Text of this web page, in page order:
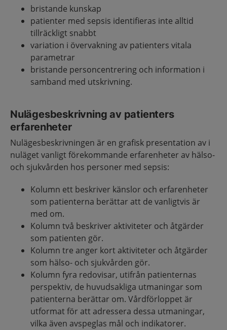
bristande kunskap
patienter med sepsis identifieras inte alltid
tillräckligt snabbt
variation i övervakning av patienters vitala
parametrar
bristande personcentrering och information i
samband med utskrivning​.
Nulägesbeskrivning av patienters
erfarenheter
Nulägesbeskrivningen är en grafisk presentation av i
nuläget vanligt förekommande erfarenheter av hälso-
och sjukvården hos personer med sepsis:
Kolumn ett beskriver känslor och erfarenheter
som patienterna berättar att de vanligtvis är
med om.
Kolumn två beskriver aktiviteter och åtgärder
som patienten gör.
Kolumn tre anger kort aktiviteter och åtgärder
som hälso- och sjukvården gör.
Kolumn fyra redovisar, utifrån patienternas
perspektiv, de huvudsakliga utmaningar som
patienterna berättar om. Vårdförloppet är
utformat för att adressera dessa utmaningar,
vilka även avspeglas mål och indikatorer.